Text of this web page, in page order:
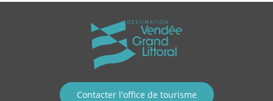
Contacter l'office de tourisme